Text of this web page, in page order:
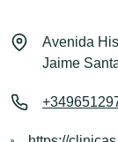
Avenida
Jaime